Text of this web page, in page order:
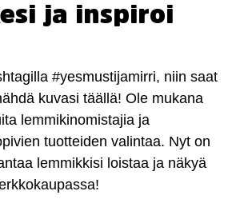
ja inspiroi
#yesmustijamirri, niin saat
kuvasi täällä! Ole mukana
lemmikinomistajia ja
tuotteiden valintaa. Nyt on
lemmikkisi loistaa ja näkyä